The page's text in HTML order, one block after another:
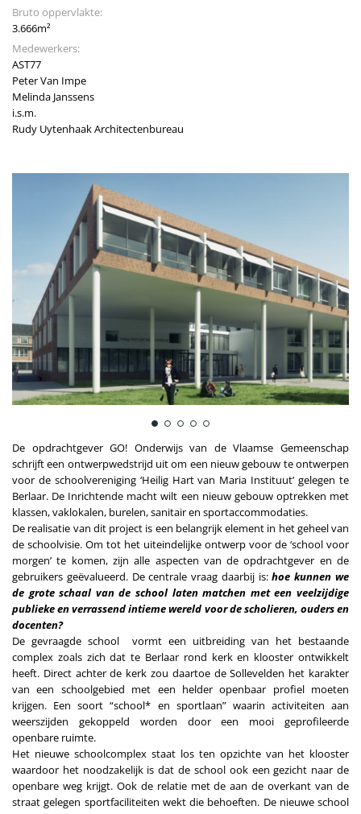
Bruto oppervlakte:
3.666m²
Medewerkers:
AST77
Peter Van Impe
Melinda Janssens
i.s.m.
Rudy Uytenhaak Architectenbureau
De opdrachtgever GO! Onderwijs van de Vlaamse Gemeenschap
schrijft een ontwerpwedstrijd uit om een nieuw gebouw te ontwerpen
voor de schoolvereniging ‘Heilig Hart van Maria Instituut’ gelegen te
Berlaar. De Inrichtende macht wilt een nieuw gebouw optrekken met
klassen, vaklokalen, burelen, sanitair en sportaccommodaties.
De realisatie van dit project is een belangrijk element in het geheel van
de schoolvisie. Om tot het uiteindelijke ontwerp voor de ‘school voor
morgen’ te komen, zijn alle aspecten van de opdrachtgever en de
gebruikers geëvalueerd. De centrale vraag daarbij is:hoe kunnen we
de grote schaal van de school laten matchen met een veelzijdige
publieke en verrassend intieme wereld voor de scholieren, ouders en
docenten?
De gevraagde school vormt een uitbreiding van het bestaande
complex zoals zich dat te Berlaar rond kerk en klooster ontwikkelt
heeft. Direct achter de kerk zou daartoe de Sollevelden het karakter
van een schoolgebied met een helder openbaar profiel moeten
krijgen. Een soort “school* en sportlaan” waarin activiteiten aan
weerszijden gekoppeld worden door een mooi geprofileerde
openbare ruimte.
Het nieuwe schoolcomplex staat los ten opzichte van het klooster
waardoor het noodzakelijk is dat de school ook een gezicht naar de
openbare weg krijgt. Ook de relatie met de aan de overkant van de
straat gelegen sportfaciliteiten wekt die behoeften. De nieuwe school